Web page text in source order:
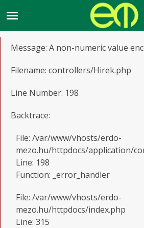
A PHP Error was encountered
Message: A non-numeric value
Filename: controllers/Hirek.php
Line Number: 198
Backtrace:
File: /var/www/vhosts/erdo-
mezo.hu/httpdocs/application/
Line: 198
Function: _error_handler
File: /var/www/vhosts/erdo-
mezo.hu/httpdocs/index.php
Line: 315